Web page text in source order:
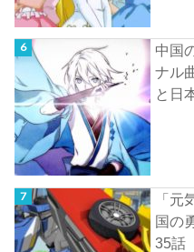
中国
ナル
と日
「元
国の
35話